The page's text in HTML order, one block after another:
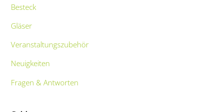
Besteck
Gläser
Veranstaltungszubehör
Neuigkeiten
Fragen & Antworten